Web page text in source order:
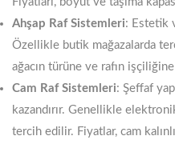
Ahşap Raf Sistemleri: Estetik
Özellikle butik mağazalarda
ağacın türüne ve rafın
Cam Raf Sistemleri: Şeffaf
kazandırır. Genellikle
tercih edilir. Fiyatlar, cam